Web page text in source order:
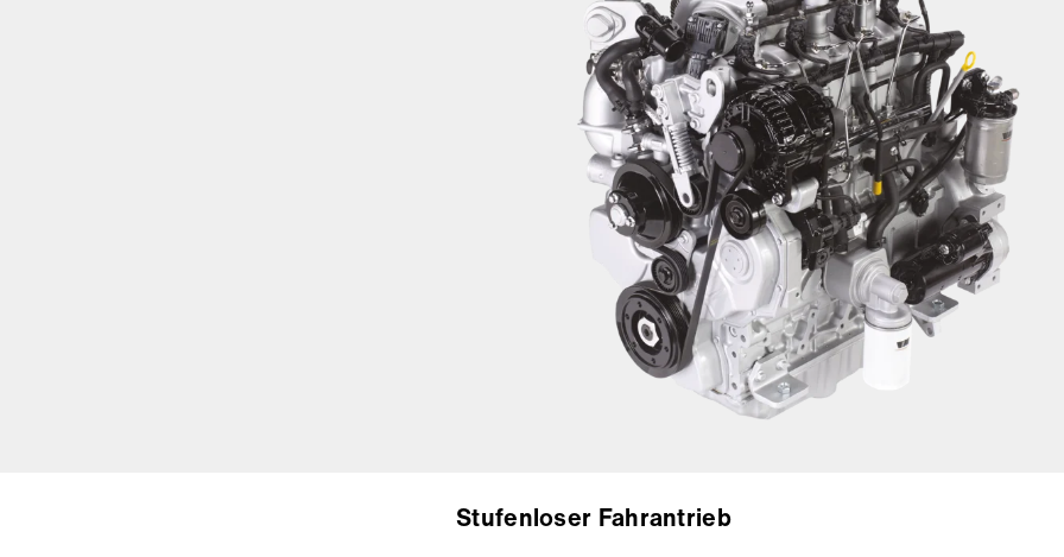
Stufenloser Fahrantrieb